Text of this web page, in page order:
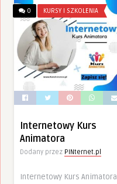
0 KURSY I SZKOLENIA
Internetowy Kurs
Animatora
Dodany przez PINternet.pl
Internetowy Kurs Animatora